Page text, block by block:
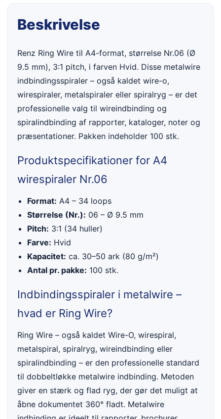
Beskrivelse
Renz Ring Wire til A4-format, størrelse Nr.06 (Ø
9.5 mm), 3:1 pitch, i farven Hvid. Disse metalwire
indbindingsspiraler – også kaldet wire-o,
wirespiraler, metalspiraler eller spiralryg – er det
professionelle valg til wireindbinding og
spiralindbinding af rapporter, kataloger, noter og
præsentationer. Pakken indeholder 100 stk.
Produktspecifikationer for A4
wirespiraler Nr.06
Format: A4 – 34 loops
Størrelse (Nr.): 06 – Ø 9.5 mm
Pitch: 3:1 (34 huller)
Farve: Hvid
Kapacitet: ca. 30–50 ark (80 g/m²)
Antal pr. pakke: 100 stk.
Indbindingsspiraler i metalwire –
hvad er Ring Wire?
Ring Wire – også kaldet Wire-O, wirespiral,
metalspiral, spiralryg, wireindbinding eller
spiralindbinding – er den professionelle standard
til dobbeltløkke metalwire indbinding. Metoden
giver en stærk og flad ryg, der gør det muligt at
åbne dokumentet 360° fladt. Metalwire